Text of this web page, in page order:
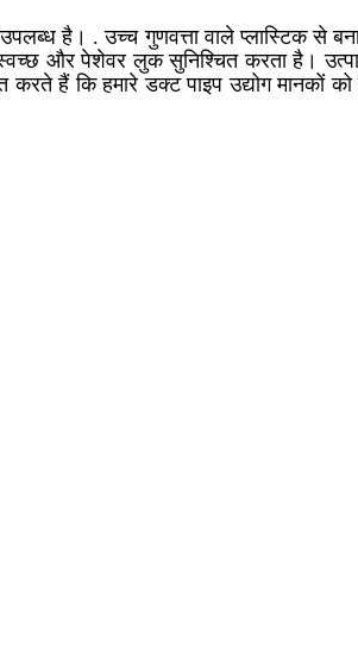
है। . उच्च गुणवत्ता वाले प्लास्टिक से
और पेशेवर लुक सुनिश्चित करता है।
करते हैं कि हमारे डक्ट पाइप उद्योग मानकों